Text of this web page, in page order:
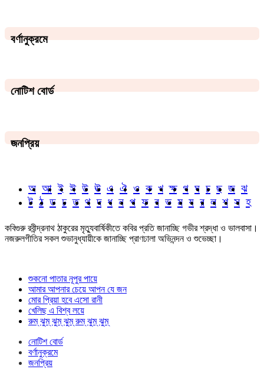
বর্ণানুক্রমে
নোটিশ বোর্ড
জনপ্রিয়
অ আ ই ঈ উ ঊ এ ঐ ও ক খ ক্ষ গ ঘ চ ছ জ ঝ
ট ঠ ড ঢ ত থ দ ধ ন প ফ ব ভ ম য র ল শ স হ
কবিগুরু রবীন্দ্রনাথ ঠাকুরের মৃত্যুবার্ষিকীতে কবির প্রতি জানাচ্ছি গভীর শ্রদ্ধা ও ভালবাসা।
নজরুলগীতির সকল শুভানুধ্যায়ীকে জানাচ্ছি প্রাণঢালা অভিনন্দন ও শুভেচ্ছা।
শুকনো পাতার নূপুর পায়ে
আমার আপনার চেয়ে আপন যে জন
মোর প্রিয়া হবে এসো রানী
খেলিছ এ বিশ্ব লয়ে
রুম্ ঝুম্ ঝুম্ ঝুম্ রুম্ ঝুম্ ঝুম্
নোটিশ বোর্ড
বর্ণানুক্রমে
জনপ্রিয়